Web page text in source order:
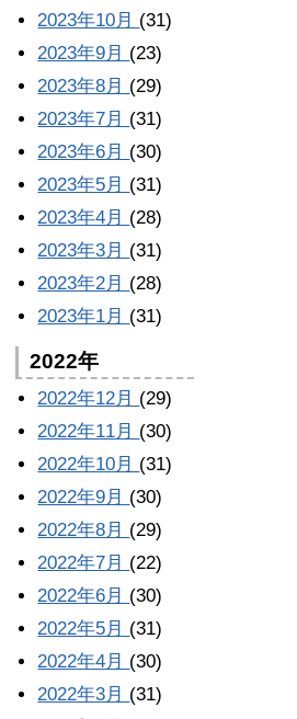
2023年10月 (31)
2023年9月 (23)
2023年8月 (29)
2023年7月 (31)
2023年6月 (30)
2023年5月 (31)
2023年4月 (28)
2023年3月 (31)
2023年2月 (28)
2023年1月 (31)
2022年
2022年12月 (29)
2022年11月 (30)
2022年10月 (31)
2022年9月 (30)
2022年8月 (29)
2022年7月 (22)
2022年6月 (30)
2022年5月 (31)
2022年4月 (30)
2022年3月 (31)